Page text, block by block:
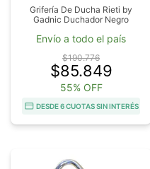
Grifería De Ducha Rieti by
Gadnic Duchador Negro
Envío a todo el país
$190.776
$85.849
55% OFF
DESDE 6 CUOTAS SIN INTERÉS